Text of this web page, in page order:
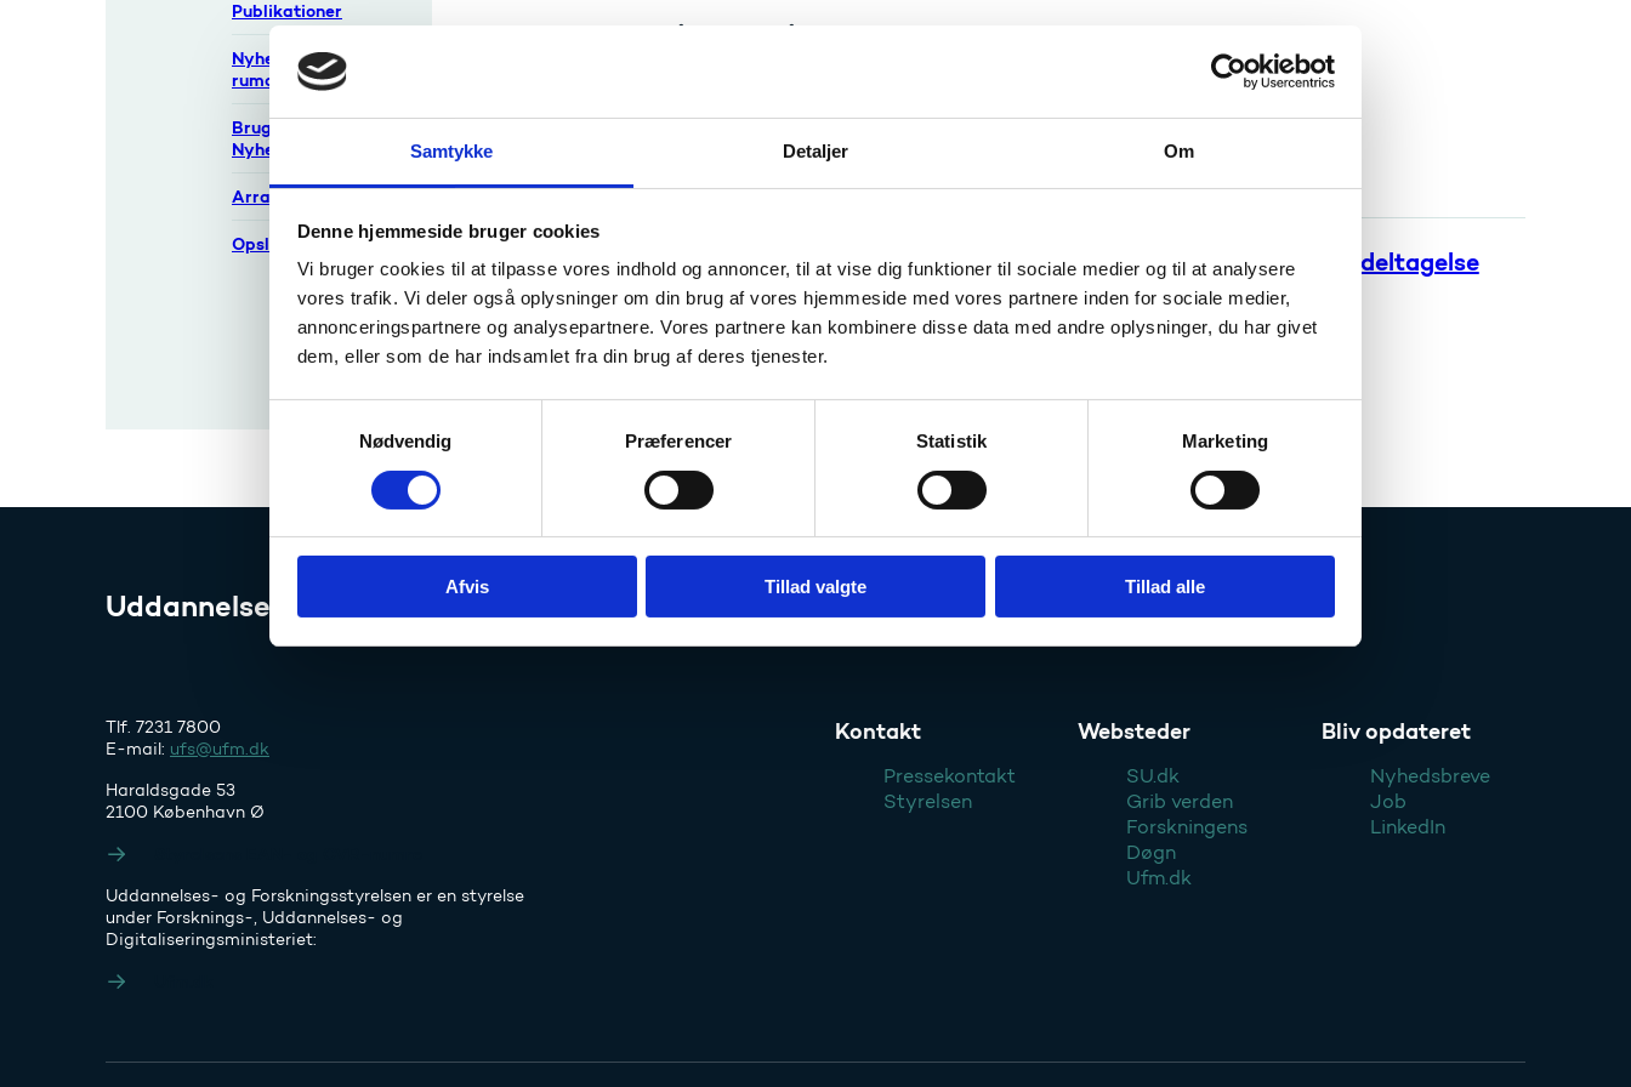
Samtykke Detaljer Om
Denne hjemmeside bruger cookies
Vi bruger cookies til at tilpasse vores indhold og annoncer, til at vise dig funktioner til sociale medier og til at analysere
vores trafik. Vi deler også oplysninger om din brug af vores hjemmeside med vores partnere inden for sociale medier,
annonceringspartnere og analysepartnere. Vores partnere kan kombinere disse data med andre oplysninger, du har givet
dem, eller som de har indsamlet fra din brug af deres tjenester.
e
v
Nødvendig Præferencer Statistik Marketing
Afvis Tillad valgte Tillad alle
Publikationer
Nyheder på
rumområdet
Brug rummet
Nyhedsbrev
Arrangementer
Opslag
Aktuelle
opslag
Tidligere
Opslag: Kommende udbud under ESA's teknologiprogrammer med dansk deltagelse
Uddannelses- og Forskningsstyrelsen
Tlf. 7231 7800
E-mail: ufs@ufm.dk
Haraldsgade 53
2100 København Ø
Uddannelses- og Forskningsstyrelsen er en styrelse
under Forsknings-, Uddannelses- og
Digitaliseringsministeriet:
Kontakt
Pressekontakt
Styrelsen
Websteder
SU.dk
Grib verden
Forskningens
Døgn
Ufm.dk
Bliv opdateret
Nyhedsbreve
Job
LinkedIn